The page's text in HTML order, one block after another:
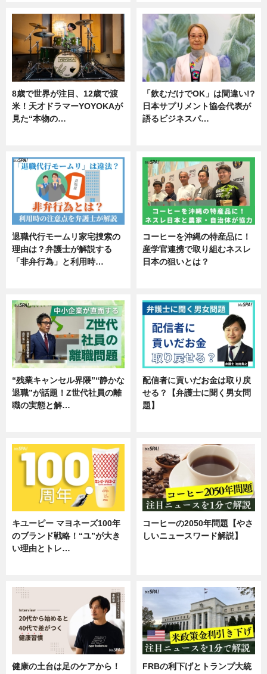
8歳で世界が注目、12歳で渡
米！天才ドラマーYOYOKAが
見た“本物の…
「飲むだけでOK」は間違い!?
日本サプリメント協会代表が
語るビジネスパ…
退職代行モームリ家宅捜索の
理由は？弁護士が解説する
「非弁行為」と利用時…
コーヒーを沖縄の特産品に！
産学官連携で取り組むネスレ
日本の狙いとは？
“残業キャンセル界隈”“静かな
退職”が話題！Z世代社員の離
職の実態と解…
配信者に貢いだお金は取り戻
せる？【弁護士に聞く男女問
題】
キユーピー マヨネーズ100年
のブランド戦略！“ユ”が大き
い理由とトレ…
コーヒーの2050年問題【やさ
しいニュースワード解説】
健康の土台は足のケアから！ FRBの利下げとトランプ大統